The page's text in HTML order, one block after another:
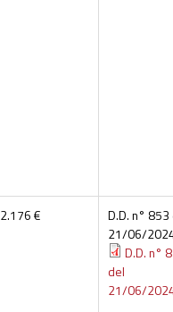
2.176 €
D.D. n°
21/06/
D.D. n°
del
21/06/